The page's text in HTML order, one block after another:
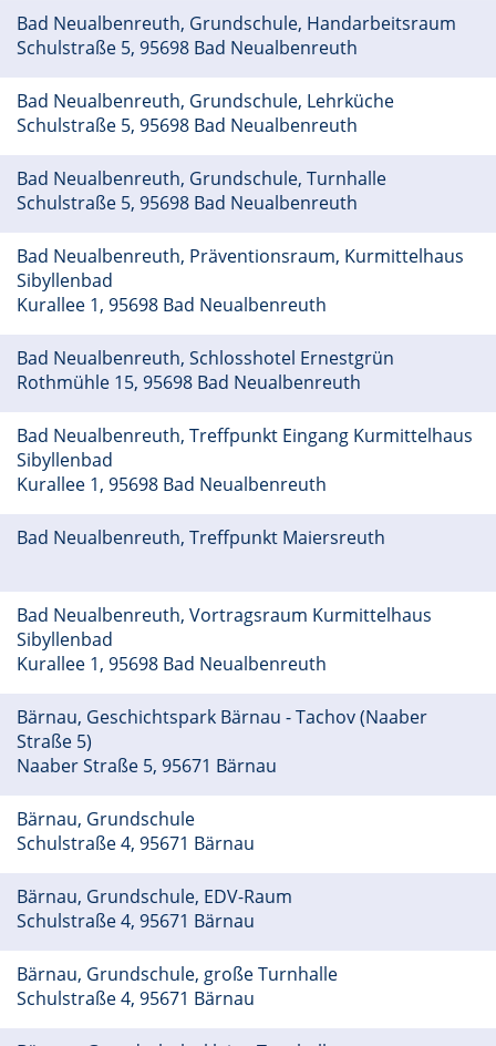
Bad Neualbenreuth, Grundschule, Handarbeitsraum
Schulstraße 5, 95698 Bad Neualbenreuth
Bad Neualbenreuth, Grundschule, Lehrküche
Schulstraße 5, 95698 Bad Neualbenreuth
Bad Neualbenreuth, Grundschule, Turnhalle
Schulstraße 5, 95698 Bad Neualbenreuth
Bad Neualbenreuth, Präventionsraum, Kurmittelhaus
Sibyllenbad
Kurallee 1, 95698 Bad Neualbenreuth
Bad Neualbenreuth, Schlosshotel Ernestgrün
Rothmühle 15, 95698 Bad Neualbenreuth
Bad Neualbenreuth, Treffpunkt Eingang Kurmittelhaus
Sibyllenbad
Kurallee 1, 95698 Bad Neualbenreuth
Bad Neualbenreuth, Treffpunkt Maiersreuth
Bad Neualbenreuth, Vortragsraum Kurmittelhaus
Sibyllenbad
Kurallee 1, 95698 Bad Neualbenreuth
Bärnau, Geschichtspark Bärnau - Tachov (Naaber
Straße 5)
Naaber Straße 5, 95671 Bärnau
Bärnau, Grundschule
Schulstraße 4, 95671 Bärnau
Bärnau, Grundschule, EDV-Raum
Schulstraße 4, 95671 Bärnau
Bärnau, Grundschule, große Turnhalle
Schulstraße 4, 95671 Bärnau